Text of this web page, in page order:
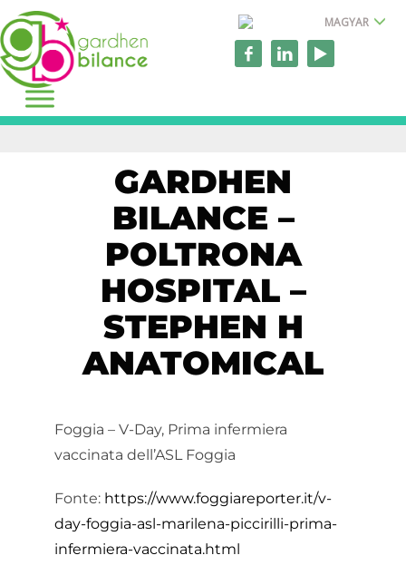
MAGYAR
GARDHEN
BILANCE –
POLTRONA
HOSPITAL –
STEPHEN H
ANATOMICAL
Foggia – V-Day, Prima infermiera
vaccinata dell’ASL Foggia
Fonte: https://www.foggiareporter.it/v-
day-foggia-asl-marilena-piccirilli-prima-
infermiera-vaccinata.html